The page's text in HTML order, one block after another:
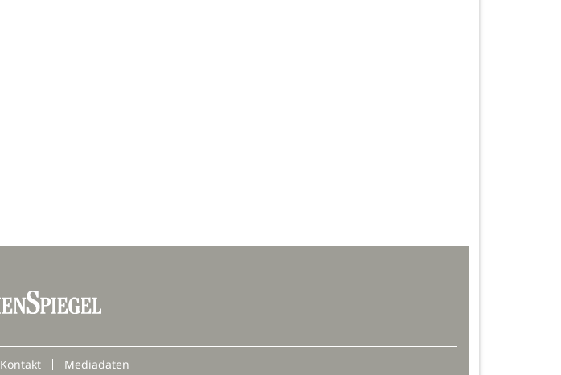
Kontakt Mediadaten